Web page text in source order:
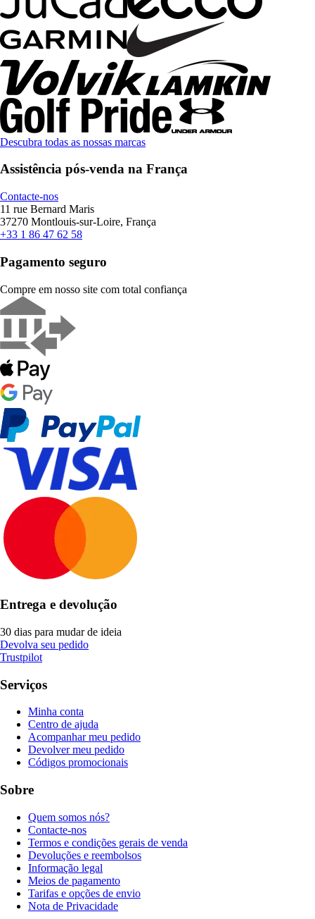
Descubra todas as nossas marcas
Assistência pós-venda na França
Contacte-nos
11 rue Bernard Maris
37270 Montlouis-sur-Loire, França
+33 1 86 47 62 58
Pagamento seguro
Compre em nosso site com total confiança
Entrega e devolução
30 dias para mudar de ideia
Devolva seu pedido
Trustpilot
Serviços
Minha conta
Centro de ajuda
Acompanhar meu pedido
Devolver meu pedido
Códigos promocionais
Sobre
Quem somos nós?
Contacte-nos
Termos e condições gerais de venda
Devoluções e reembolsos
Informação legal
Meios de pagamento
Tarifas e opções de envio
Nota de Privacidade